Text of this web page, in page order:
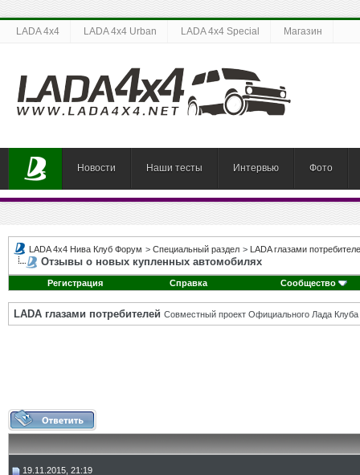
LADA 4x4 LADA 4x4 Urban LADA 4x4 Special Магазин
Новости Наши тесты Интервью Фото
LADA 4x4 Нива Клуб Форум > Специальный раздел > LADA глазами
Отзывы о новых купленных автомобилях
Регистрация Справка Сообщество
LADA глазами потребителей Совместный проект Официального Лада
19.11.2015, 21:19